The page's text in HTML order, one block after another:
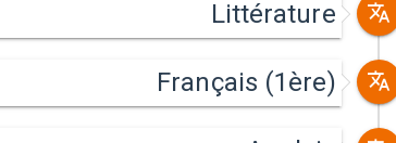
Littérature
Français (1ère)